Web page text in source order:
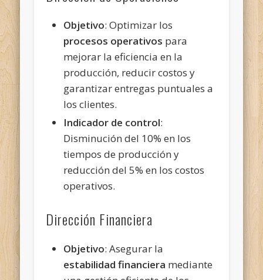
Objetivo: Optimizar los
procesos operativos para
mejorar la eficiencia en la
producción, reducir costos y
garantizar entregas puntuales a
los clientes.
Indicador de control:
Disminución del 10% en los
tiempos de producción y
reducción del 5% en los costos
operativos.
Dirección Financiera
Objetivo: Asegurar la
estabilidad financiera mediante